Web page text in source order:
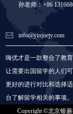
嗨优才是一款整合了教
让需要出国留学的人们
更好的进行对比和选择
台了解留学相关的事项。
孙老师：+86
info@yinjuejy.com
Copyright ©北京银